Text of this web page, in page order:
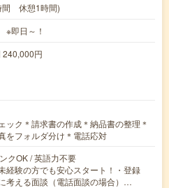
間 休憩1時間)
※即日～！
円
ック＊請求書の作成＊納品書の整理＊
をフォルダ分け＊電話応対
クOK / 英語力不要
経験の方でも安心スタート！・登録
考える面談（電話面談の場合）…